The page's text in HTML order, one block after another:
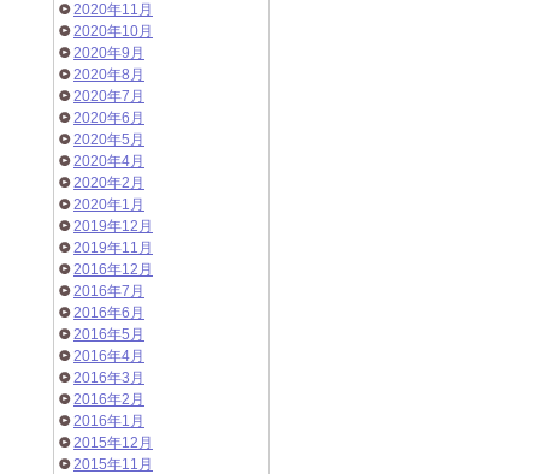
2020年11月
2020年10月
2020年9月
2020年8月
2020年7月
2020年6月
2020年5月
2020年4月
2020年2月
2020年1月
2019年12月
2019年11月
2016年12月
2016年7月
2016年6月
2016年5月
2016年4月
2016年3月
2016年2月
2016年1月
2015年12月
2015年11月